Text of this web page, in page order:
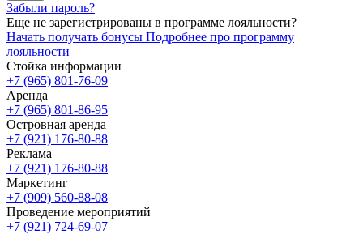
Забыли пароль?
Еще не зарегистрированы в программе лояльности?
Начать получать бонусы Подробнее про программу
лояльности
Стойка информации
+7 (965) 801-76-09
Аренда
+7 (965) 801-86-95
Островная аренда
+7 (921) 176-80-88
Реклама
+7 (921) 176-80-88
Маркетинг
+7 (909) 560-88-08
Проведение мероприятий
+7 (921) 724-69-07